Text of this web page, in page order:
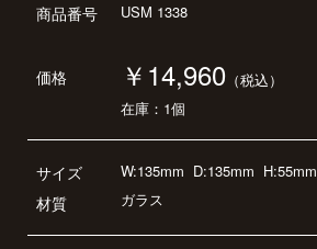
商品番号 USM 1338
価格 ￥14,960 （税込）
在庫：1個
サイズ
材質
W:135mm D:135mm H:55mm
ガラス